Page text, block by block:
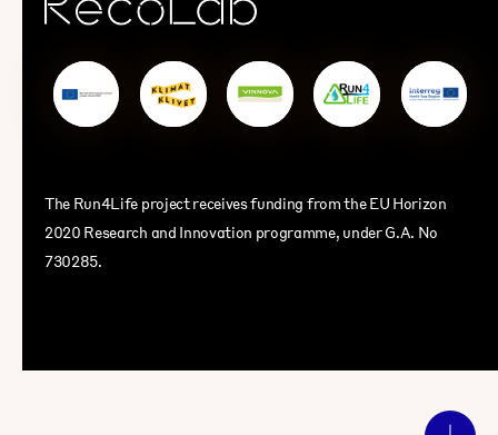
The Run4Life project receives funding from the EU Horizon
2020 Research and Innovation programme, under G.A. No
730285.